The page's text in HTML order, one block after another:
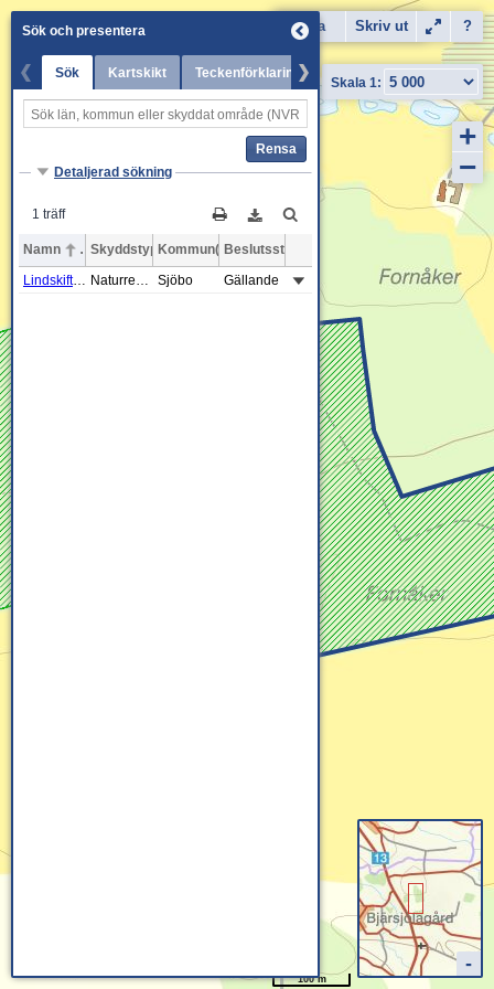
100 m
+
−
Karta Flygfoto
Dela Skriv ut ?
Sök och presentera
Sök Kartskikt Teckenförklaring Senaste nytt
Rensa
Detaljerad sökning
1 träff
Namn Skyddstyp Kommun(er)Beslutsstatus
Lindskiftet- Linneskogen
Naturreservat Sjöbo Gällande